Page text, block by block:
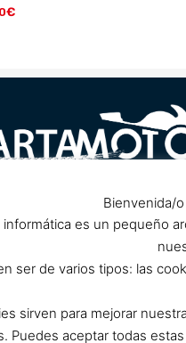
€
Club de Cabos,
por reforma, solo tienda
Bienvenida/
es un pequeño
ser de varios tipos: las
sirven para mejorar
Puedes aceptar todas